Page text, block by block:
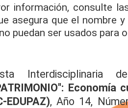
información, consulte
asegura que el nombre
puedan ser usados para
Interdisciplinaria
EDUPAZ), Año 14,